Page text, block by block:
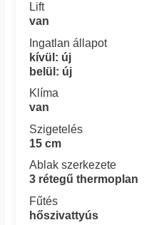
Lift
van
Ingatlan állapot
kívül: új
belül: új
Klíma
van
Szigetelés
15 cm
Ablak szerkezete
3 rétegű thermoplan
Fűtés
hőszivattyús